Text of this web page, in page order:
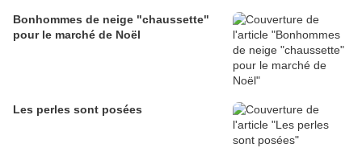
Bonhommes de neige "chaussette"
pour le marché de Noël
Les perles sont posées